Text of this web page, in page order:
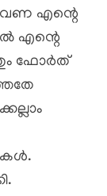
എന്റെ
എന്റെ
ഫോർത്